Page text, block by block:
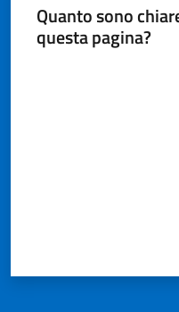
Quanto sono
questa pagina?